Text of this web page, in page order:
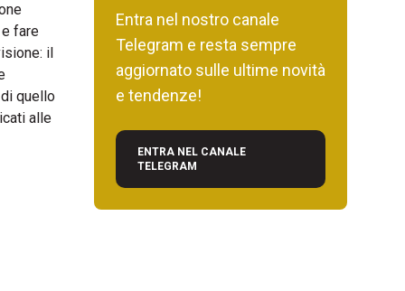
fare
il
quello
alle
Entra nel nostro canale
Telegram e resta sempre
aggiornato sulle ultime novità
e tendenze!
ENTRA NEL CANALE
TELEGRAM